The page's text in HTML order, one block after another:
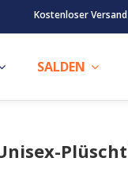
Kostenloser
SALDEN